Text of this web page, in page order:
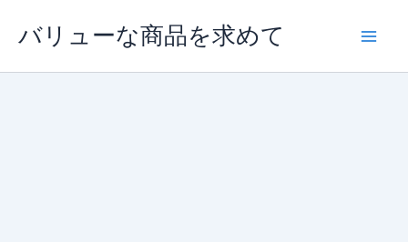
バリューな商品を求めて